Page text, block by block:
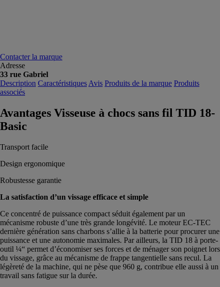
Contacter la marque
Adresse
33 rue Gabriel
Description Caractéristiques Avis Produits de la marque Produits
associés
Avantages Visseuse à chocs sans fil TID 18-
Basic
Transport facile
Design ergonomique
Robustesse garantie
La satisfaction d’un vissage efficace et simple
Ce concentré de puissance compact séduit également par un
mécanisme robuste d’une très grande longévité. Le moteur EC-TEC
dernière génération sans charbons s’allie à la batterie pour procurer une
puissance et une autonomie maximales. Par ailleurs, la TID 18 à porte-
outil ¼“ permet d’économiser ses forces et de ménager son poignet lors
du vissage, grâce au mécanisme de frappe tangentielle sans recul. La
légèreté de la machine, qui ne pèse que 960 g, contribue elle aussi à un
travail sans fatigue sur la durée.